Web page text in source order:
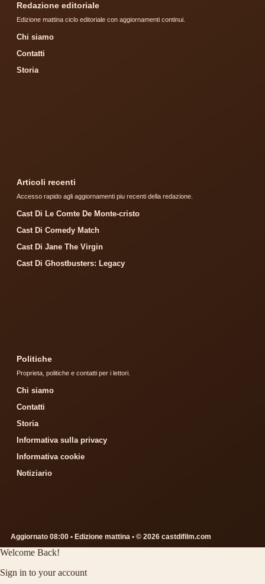
Redazione editoriale
Edizione mattina ciclo editoriale con aggiornamenti continui.
Chi siamo
Contatti
Storia
Articoli recenti
Accesso rapido agli aggiornamenti piu recenti della redazione.
Cast Di Le Comte De Monte-cristo
Cast Di Comedy Match
Cast Di Jane The Virgin
Cast Di Ghostbusters: Legacy
Politiche
Proprieta, politiche e contatti per i lettori.
Chi siamo
Contatti
Storia
Informativa sulla privacy
Informativa cookie
Notiziario
Aggiornato 08:00 • Edizione mattina • © 2026 castdifilm.com
Welcome Back!
Sign in to your account